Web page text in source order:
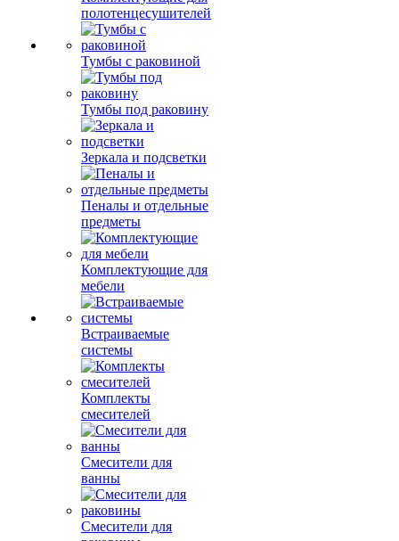
полотенцесушителей
Тумбы с раковиной
Тумбы под раковину
Зеркала и подсветки
Пеналы и отдельные
предметы
Комплектующие для
мебели
Встраиваемые
системы
Комплекты
смесителей
Смесители для
ванны
Смесители для